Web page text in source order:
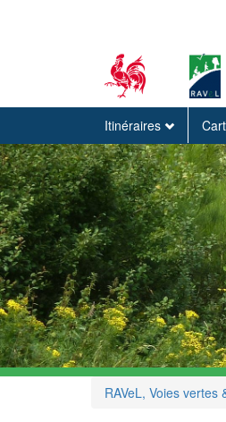
Itinéraires
RAVeL, Voies vertes